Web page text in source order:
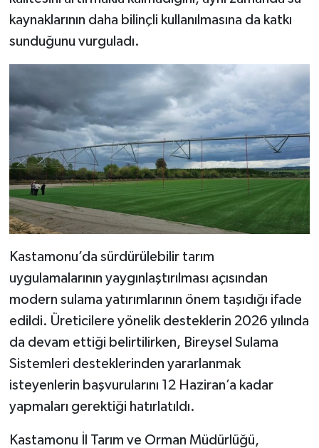
kaynaklarının daha bilinçli kullanılmasına da katkı
sunduğunu vurguladı.
Kastamonu’da sürdürülebilir tarım
uygulamalarının yaygınlaştırılması açısından
modern sulama yatırımlarının önem taşıdığı ifade
edildi. Üreticilere yönelik desteklerin 2026 yılında
da devam ettiği belirtilirken, Bireysel Sulama
Sistemleri desteklerinden yararlanmak
isteyenlerin başvurularını 12 Haziran’a kadar
yapmaları gerektiği hatırlatıldı.
Kastamonu İl Tarım ve Orman Müdürlüğü,